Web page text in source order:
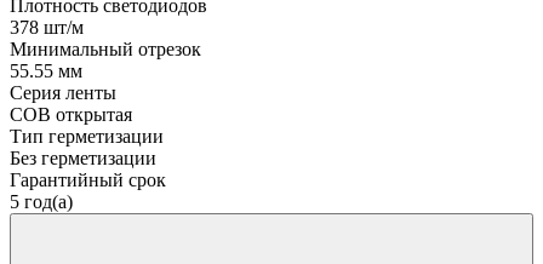
Плотность светодиодов
378 шт/м
Минимальный отрезок
55.55 мм
Серия ленты
COB открытая
Тип герметизации
Без герметизации
Гарантийный срок
5 год(а)